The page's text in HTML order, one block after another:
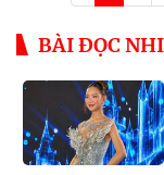
BÀI ĐỌC